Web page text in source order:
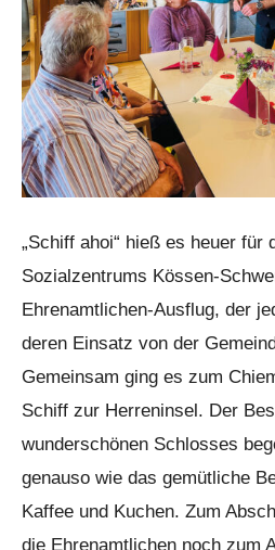
„Schiff ahoi“ hieß es heuer für
Sozialzentrums Kössen-
Ehrenamtlichen-Ausflug, der
deren Einsatz von der
Gemeinsam ging es zum
Schiff zur Herreninsel. Der
wunderschönen Schlosses
genauso wie das gemütliche
Kaffee und Kuchen. Zum
die Ehrenamtlichen noch zum